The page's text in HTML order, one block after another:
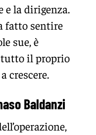
e la dirigenza.
fatto sentire
sue, è
il proprio
crescere.
Baldanzi